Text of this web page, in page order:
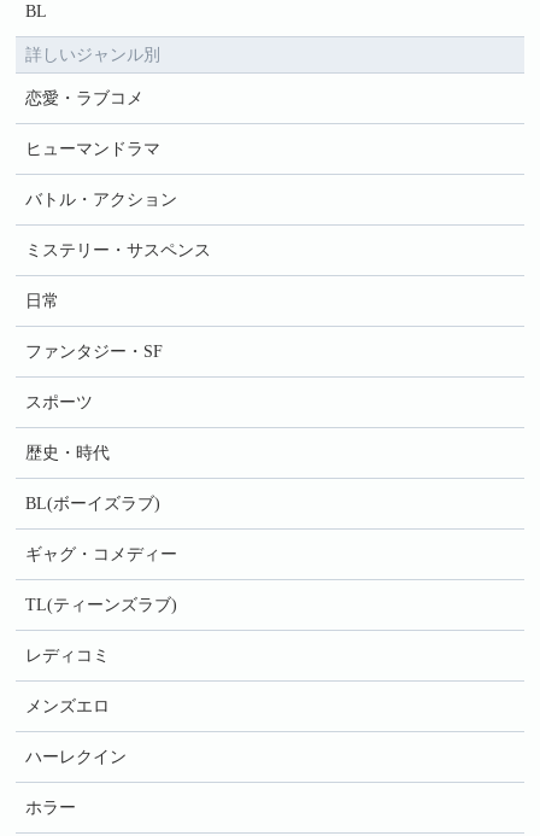
BL
詳しいジャンル別
恋愛・ラブコメ
ヒューマンドラマ
バトル・アクション
ミステリー・サスペンス
日常
ファンタジー・SF
スポーツ
歴史・時代
BL(ボーイズラブ)
ギャグ・コメディー
TL(ティーンズラブ)
レディコミ
メンズエロ
ハーレクイン
ホラー